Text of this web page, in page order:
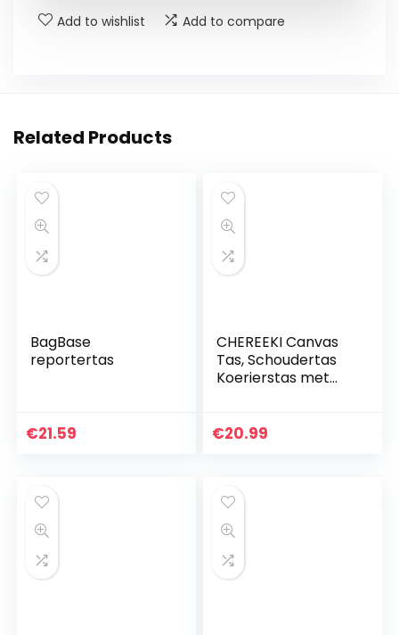
Add to wishlist Add to compare
Related Products
BagBase
reportertas
€21.59
CHEREEKI Canvas
Tas, Schoudertas
Koerierstas met
tablet, iPad, Kindle
€20.99